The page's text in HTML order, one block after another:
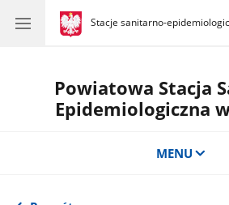
gov.pl
Stacje sanitarno-
gov.pl
Stacje
Powiatowa Stacja
Epidemiologiczna
MENU